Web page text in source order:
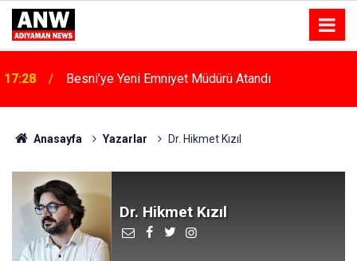
15:53 Atso Olağan Meclis Toplantısı Gerçekleştirildi
Anasayfa Yazarlar Dr. Hikmet Kızıl
Dr. Hikmet Kızıl